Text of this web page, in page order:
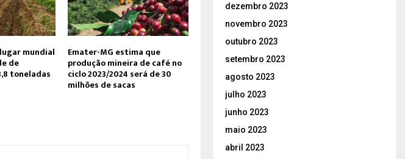
mundial
de
toneladas
Emater-MG estima que
produção mineira de café no
ciclo 2023/2024 será de 30
milhões de sacas
dezembro 2023
novembro 2023
outubro 2023
setembro 2023
agosto 2023
julho 2023
junho 2023
maio 2023
abril 2023